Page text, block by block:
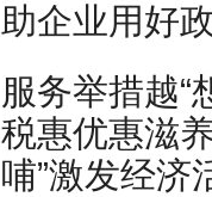
助企业用好
服务举措越“
税惠优惠滋
哺”激发经济